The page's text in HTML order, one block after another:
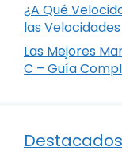
¿A Qué
las
Las Mejores
C – Guía
Destacados